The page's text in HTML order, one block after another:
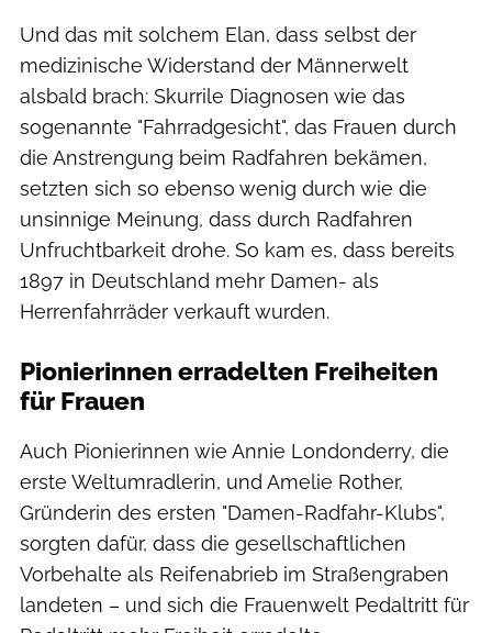
Und das mit solchem Elan, dass selbst der
medizinische Widerstand der Männerwelt
alsbald brach: Skurrile Diagnosen wie das
sogenannte "Fahrradgesicht", das Frauen durch
die Anstrengung beim Radfahren bekämen,
setzten sich so ebenso wenig durch wie die
unsinnige Meinung, dass durch Radfahren
Unfruchtbarkeit drohe. So kam es, dass bereits
1897 in Deutschland mehr Damen- als
Herrenfahrräder verkauft wurden.
Pionierinnen erradelten Freiheiten
für Frauen
Auch Pionierinnen wie Annie Londonderry, die
erste Weltumradlerin, und Amelie Rother,
Gründerin des ersten "Damen-Radfahr-Klubs",
sorgten dafür, dass die gesellschaftlichen
Vorbehalte als Reifenabrieb im Straßengraben
landeten – und sich die Frauenwelt Pedaltritt für